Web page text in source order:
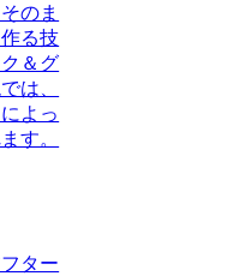
のま
る技
＆グ
は、
よっ
す。
ター